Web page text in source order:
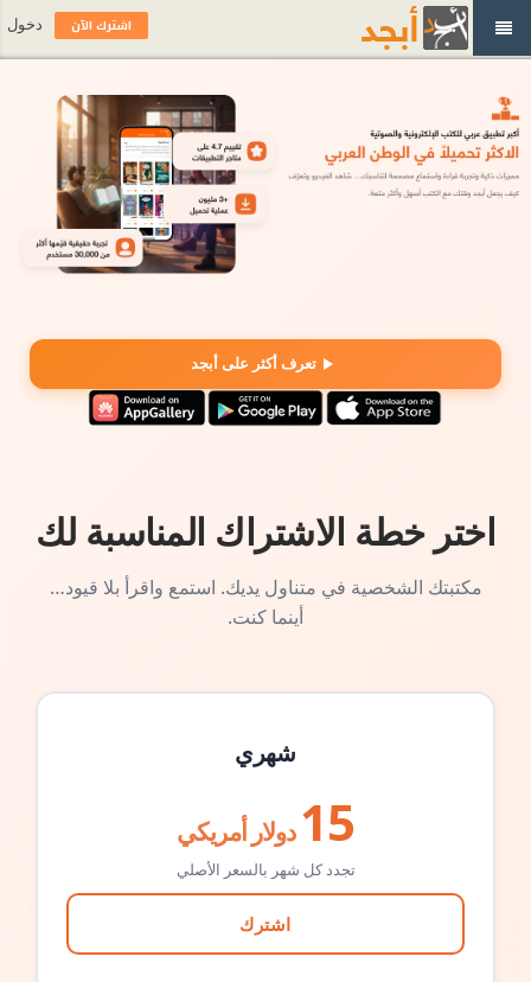
تعرف أكثر على أبجد
اختر خطة الاشتراك المناسبة لك
مكتبتك الشخصية في متناول يديك. استمع واقرأ بلا قيود…
أينما كنت.
شهري
15 دولار أمريكي
تجدد كل شهر بالسعر الأصلي
اشترك
اشترك الآن دخول